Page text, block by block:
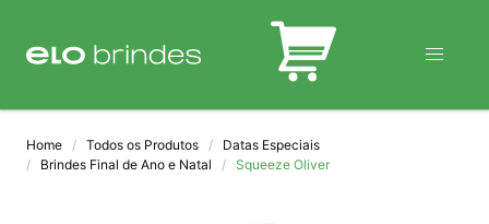
BLOG
Home Todos os Produtos
Datas Especiais
Brindes Final de Ano e Natal
Squeeze Oliver